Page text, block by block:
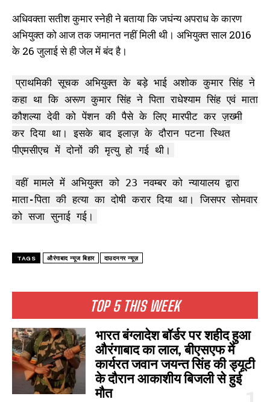
TOP 5 THIS WEEK
भारत बंग्लादेश बॉर्डर पर शहीद हुआ
औरंगाबाद का लाल, बीएसएफ में
कार्यरत जवान जयन्त सिंह की ड्यूटी
के दौरान आकाशीय बिजली से हुई
मौत
अधिवक्ता सतीश कुमार स्नेही ने बताया कि जघंन्य अपराध के कारण
अभियुक्त को आज तक जमानत नहीं मिली थी। अभियुक्त साल 2016
के 26 जुलाई से ही जेल में बंद है।
प्राथमिकी सूचक अभियुक्त के बड़े भाई अशोक कुमार सिंह ने
कहा था कि अरूण कुमार सिंह ने पिता राधेश्याम सिंह एवं माता
कौशल्या देवी को पेंशन की पैसे के लिए मारपीट कर ज़ख्मी
कर दिया था। इसके बाद इलाज़ के दौरान पटना स्थित
पीएमसीएच में दोनों की मृत्यु हो गई थी।
वहीं मामले में अभियुक्त को 23 नवम्बर को न्यायालय द्वारा
माता-पिता की हत्या का दोषी करार दिया था। जिसपर सोमवार
को सजा सुनाई गई।
TAGS औरंगाबाद न्यूज बिहार दाउदनगर न्यूज़